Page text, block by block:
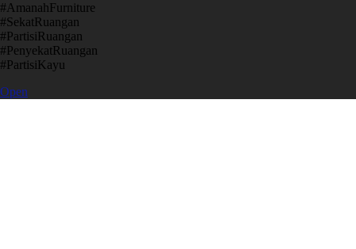
​#AmanahFurniture
​#SekatRuangan
​#PartisiRuangan
​#PenyekatRuangan
​#PartisiKayu
Open